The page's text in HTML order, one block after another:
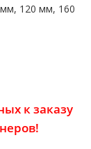
120 мм, 160
к заказу